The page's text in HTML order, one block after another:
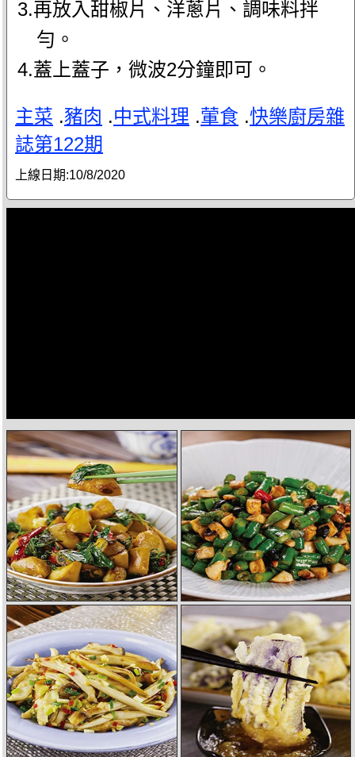
3.再放入甜椒片、洋蔥片、調味料拌
勻。
4.蓋上蓋子，微波2分鐘即可。
主菜 .豬肉 .中式料理 .葷食 .快樂廚房雜
誌第122期
上線日期:10/8/2020